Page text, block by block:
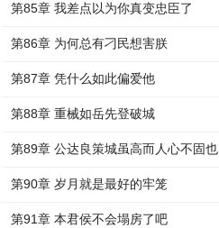
第85章 我差点以为你真变忠臣了
第86章 为何总有刁民想害朕
第87章 凭什么如此偏爱他
第88章 重械如岳先登破城
第89章 公达良策城虽高而人心不固也
第90章 岁月就是最好的牢笼
第91章 本君侯不会塌房了吧